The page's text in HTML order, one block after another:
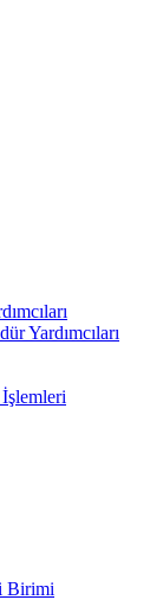
Yardımcıları
Birimi